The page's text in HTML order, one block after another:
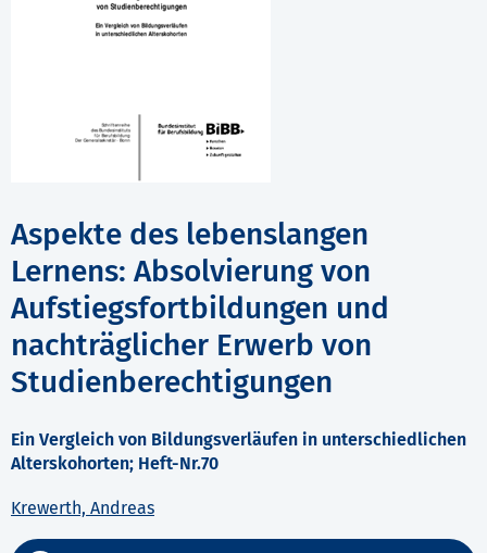
Aspekte des lebenslangen
Lernens: Absolvierung von
Aufstiegsfortbildungen und
nachträglicher Erwerb von
Studienberechtigungen
Ein Vergleich von Bildungsverläufen in unterschiedlichen
Alterskohorten; Heft-Nr.70
Krewerth, Andreas